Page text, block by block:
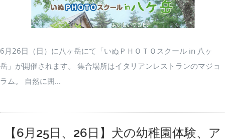
6月26日（日）に八ヶ岳にて「いぬＰＨＯＴＯスクール in 八ヶ
岳」が開催されます。 集合場所はイタリアンレストランのマジョ
ラム。 自然に囲...
【6月25日、26日】犬の幼稚園体験、ア